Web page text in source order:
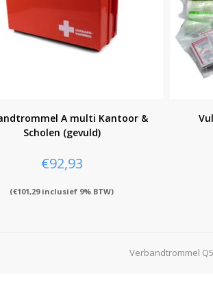
A multi Kantoor &
Scholen (gevuld)
€92,93
(€101,29inclusief 9% BTW)
next
Verbandtrommel